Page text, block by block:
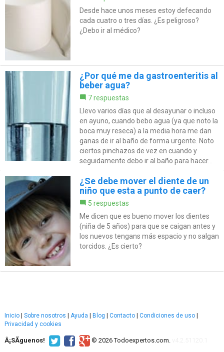
Desde hace unos meses estoy defecando
cada cuatro o tres días. ¿Es peligroso?
¿Debo ir al médico?
¿Por qué me da gastroenteritis al
beber agua?
7 respuestas
Llevo varios días que al desayunar o incluso
en ayuno, cuando bebo agua (ya que noto la
boca muy reseca) a la media hora me dan
ganas de ir al baño de forma urgente. Noto
ciertos pinchazos de vez en cuando y
seguidamente debo ir al baño para hacer...
¿Se debe mover el diente de un
niño que esta a punto de caer?
5 respuestas
Me dicen que es bueno mover los dientes
(niña de 5 años) para que se caigan antes y
los nuevos tengans más espacio y no salgan
torcidos. ¿Es cierto?
Inicio | Sobre nosotros | Ayuda | Blog | Contacto | Condiciones de uso |
Privacidad y cookies
Â¡SÃ­guenos! © 2026 Todoexpertos.com.